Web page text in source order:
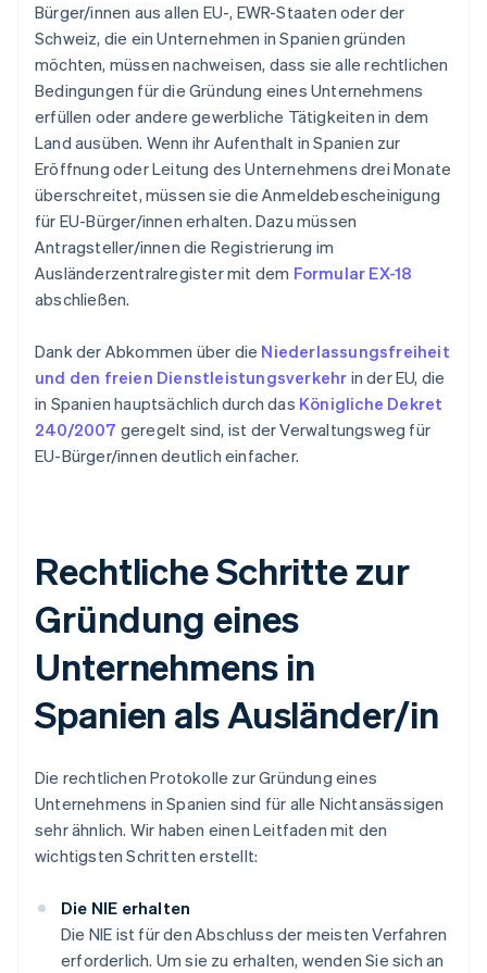
Bürger/innen aus allen EU-, EWR-Staaten oder der
Schweiz, die ein Unternehmen in Spanien gründen
möchten, müssen nachweisen, dass sie alle rechtlichen
Bedingungen für die Gründung eines Unternehmens
erfüllen oder andere gewerbliche Tätigkeiten in dem
Land ausüben. Wenn ihr Aufenthalt in Spanien zur
Eröffnung oder Leitung des Unternehmens drei Monate
überschreitet, müssen sie die Anmeldebescheinigung
für EU-Bürger/innen erhalten. Dazu müssen
Antragsteller/innen die Registrierung im
Ausländerzentralregister mit dem Formular EX-18
abschließen.
Dank der Abkommen über die Niederlassungsfreiheit
und den freien Dienstleistungsverkehr in der EU, die
in Spanien hauptsächlich durch das Königliche Dekret
240/2007 geregelt sind, ist der Verwaltungsweg für
EU-Bürger/innen deutlich einfacher.
Rechtliche Schritte zur
Gründung eines
Unternehmens in
Spanien als Ausländer/in
Die rechtlichen Protokolle zur Gründung eines
Unternehmens in Spanien sind für alle Nichtansässigen
sehr ähnlich. Wir haben einen Leitfaden mit den
wichtigsten Schritten erstellt:
Die NIE erhalten
Die NIE ist für den Abschluss der meisten Verfahren
erforderlich. Um sie zu erhalten, wenden Sie sich an